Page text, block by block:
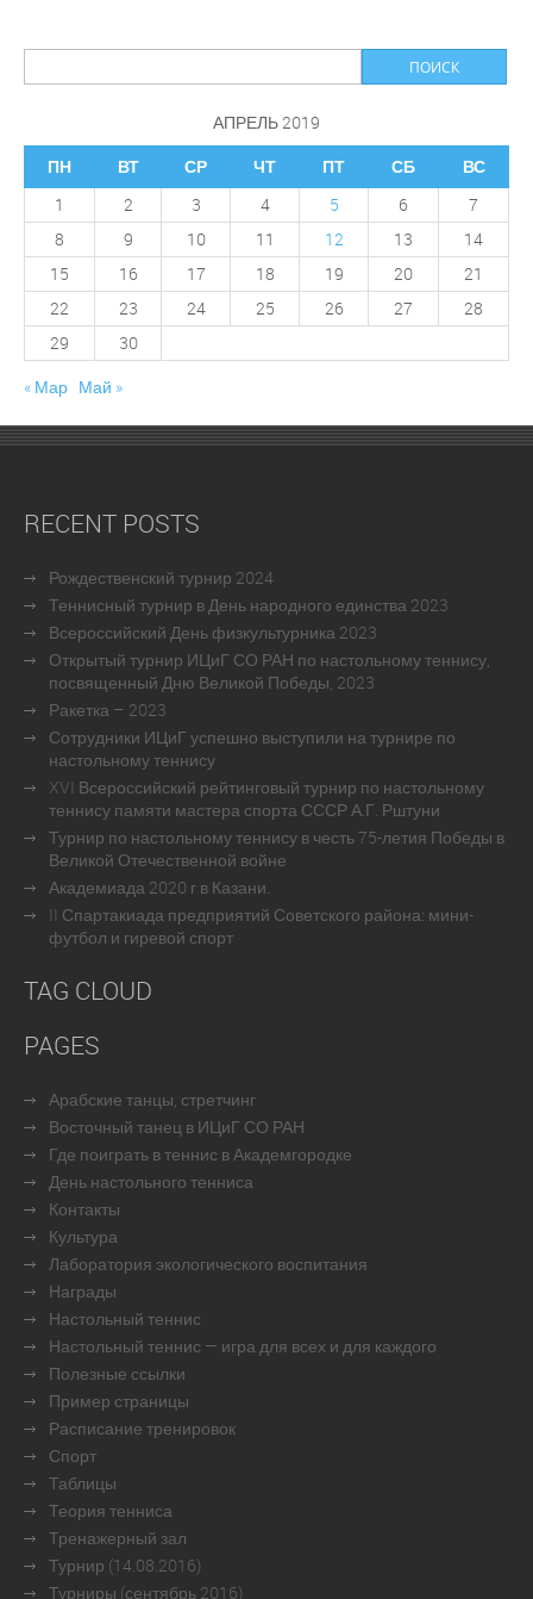
АПРЕЛЬ 2019
ПН
ВТ СР ЧТ ПТ СБ
ВС
1
2 3 4 5 6
7
8
9 10 11 12 13
14
15
16 17 18 19 20
21
22
23 24 25 26 27
28
29
30
« Мар Май »
RECENT POSTS
Рождественский турнир 2024
Теннисный турнир в День народного единства 2023
Всероссийский День физкультурника 2023
Открытый турнир ИЦиГ СО РАН по настольному теннису,
посвященный Дню Великой Победы, 2023
Ракетка – 2023
Сотрудники ИЦиГ успешно выступили на турнире по
настольному теннису
XVI Всероссийский рейтинговый турнир по настольному
теннису памяти мастера спорта СССР А.Г. Рштуни
Турнир по настольному теннису в честь 75-летия Победы в
Великой Отечественной войне
Академиада 2020 г в Казани.
II Спартакиада предприятий Советского района: мини-
футбол и гиревой спорт
TAG CLOUD
PAGES
Арабские танцы, стретчинг
Восточный танец в ИЦиГ СО РАН
Где поиграть в теннис в Академгородке
День настольного тенниса
Контакты
Культура
Лаборатория экологического воспитания
Награды
Настольный теннис
Настольный теннис — игра для всех и для каждого
Полезные ссылки
Пример страницы
Расписание тренировок
Спорт
Таблицы
Теория тенниса
Тренажерный зал
Турнир (14.08.2016)
Турниры (сентябрь 2016)